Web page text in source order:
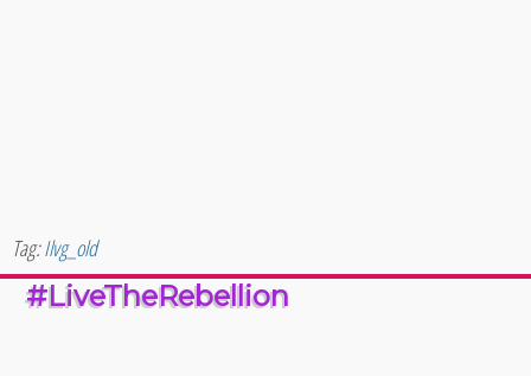
Tag:Ilvg_old
#LiveTheRebellion